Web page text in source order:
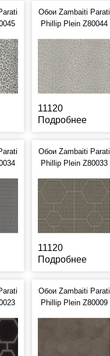
Обои Zambaiti Parati
Phillip Plein Z80044
11120
Подробнее
Обои Zambaiti Parati
Phillip Plein Z80033
11120
Подробнее
Обои Zambaiti Parati
Phillip Plein Z80009